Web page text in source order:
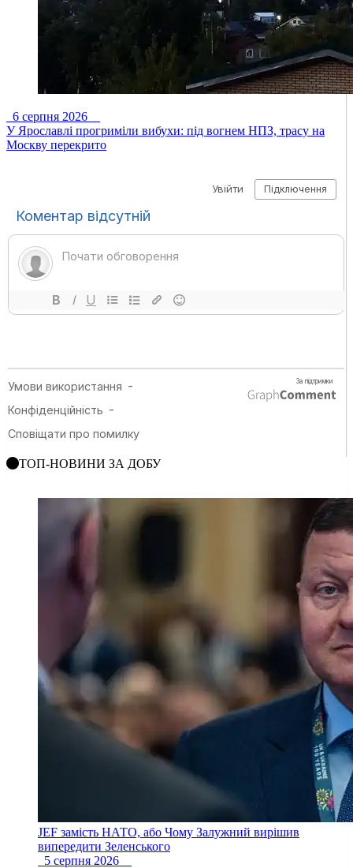
6 серпня 2026
У Ярославлі прогриміли вибухи: під вогнем НПЗ, трасу на
Москву перекрито
ТОП-НОВИНИ ЗА ДОБУ
JEF замість НАТО, або Чому Залужний вирішив
випередити Зеленського
5 серпня 2026